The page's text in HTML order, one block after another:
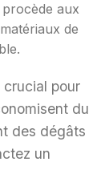
procède aux
de
crucial pour
du
des dégâts
un